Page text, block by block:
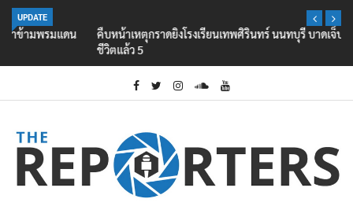
UPDATE
คืบหน้าเหตุกราดยิงโรงเรียนเทพศิรินทร์ นนทบุรี บาดเจ็บอย่างน้อย 15 เสีย